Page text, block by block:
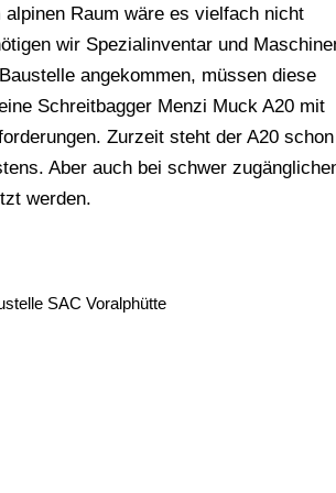
Raum wäre es vielfach nicht
wir Spezialinventar und
angekommen, müssen diese
Schreitbagger Menzi Muck A20 mit
Zurzeit steht der A20 schon
Aber auch bei schwer
werden.
SAC Voralphütte